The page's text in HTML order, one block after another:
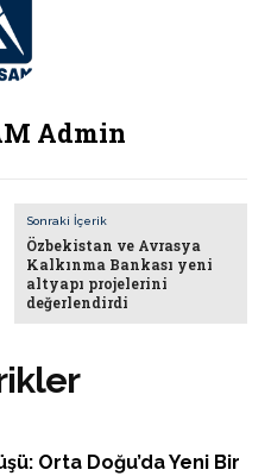
Orta Doğu’da Yeni Bir
Admin
Sonraki İçerik
Özbekistan ve Avrasya
Kalkınma Bankası yeni
altyapı projelerini
değerlendirdi